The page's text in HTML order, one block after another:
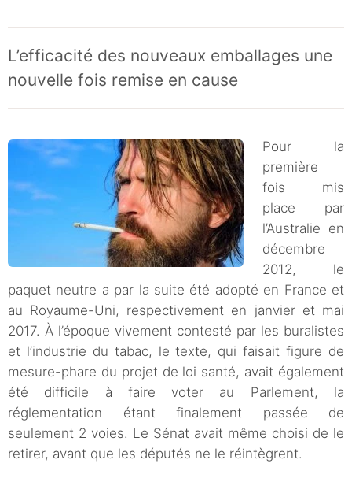
L’efficacité des nouveaux emballages une
nouvelle fois remise en cause
Pour la
première
fois mis
place par
l’Australie en
décembre
2012, le
paquet neutre a par la suite été adopté en France et
au Royaume-Uni, respectivement en janvier et mai
2017. À l’époque vivement contesté par les buralistes
et l’industrie du tabac, le texte, qui faisait figure de
mesure-phare du projet de loi santé, avait également
été difficile à faire voter au Parlement, la
réglementation étant finalement passée de
seulement 2 voies. Le Sénat avait même choisi de le
retirer, avant que les députés ne le réintègrent.